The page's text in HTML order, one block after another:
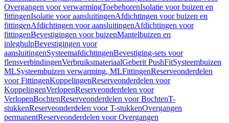
Overgangen voor verwarmingToebehorenIsolatie voor buizen en
fittingenIsolatie voor aansluitingenAfdichtingen voor buizen en
fittingenAfdichtingen voor aansluitingenAfdichtingen voor
fittingenBevestigingen voor buizenMantelbuizen en
inleghulpBevestigingen voor
aansluitingenSysteemafdichtingenBevestiging-sets voor
flensverbindingenVerbruiksmateriaalGeberit PushFitSysteembuizen
MLSysteembuizen verwarming, MLFittingenReserveonderdelen
voor FittingenKoppelingenReserveonderdelen voor
KoppelingenVerlopenReserveonderdelen voor
VerlopenBochtenReserveonderdelen voor BochtenT-
stukkenReserveonderdelen voor T-stukkenOvergangen
permanentReserveonderdelen voor Overgangen